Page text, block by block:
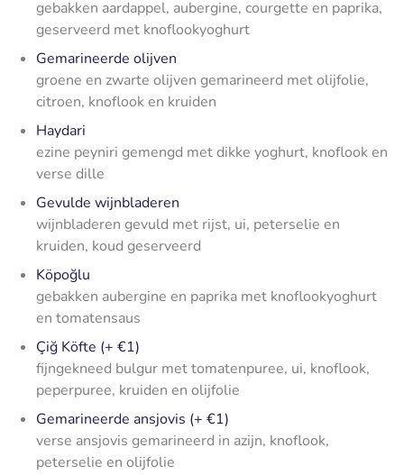
gebakken aardappel, aubergine, courgette en paprika,
geserveerd met knoflookyoghurt
Gemarineerde olijven
groene en zwarte olijven gemarineerd met olijfolie,
citroen, knoflook en kruiden
Haydari
ezine peyniri gemengd met dikke yoghurt, knoflook en
verse dille
Gevulde wijnbladeren
wijnbladeren gevuld met rijst, ui, peterselie en
kruiden, koud geserveerd
Köpoğlu
gebakken aubergine en paprika met knoflookyoghurt
en tomatensaus
Çiğ Köfte (+ €1)
fijngekneed bulgur met tomatenpuree, ui, knoflook,
peperpuree, kruiden en olijfolie
Gemarineerde ansjovis (+ €1)
verse ansjovis gemarineerd in azijn, knoflook,
peterselie en olijfolie